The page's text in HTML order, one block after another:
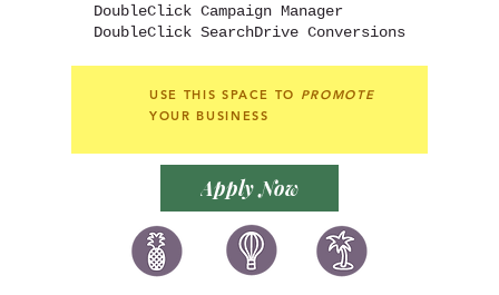
DoubleClick Campaign Manager
DoubleClick SearchDrive Conversions
USE THIS SPACE TO PROMOTE
YOUR BUSINESS
Apply Now